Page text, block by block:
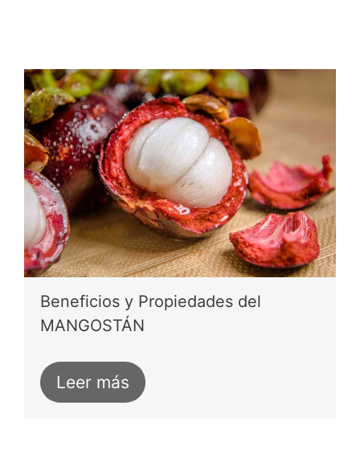
Beneficios y Propiedades del
MANGOSTÁN
Leer más